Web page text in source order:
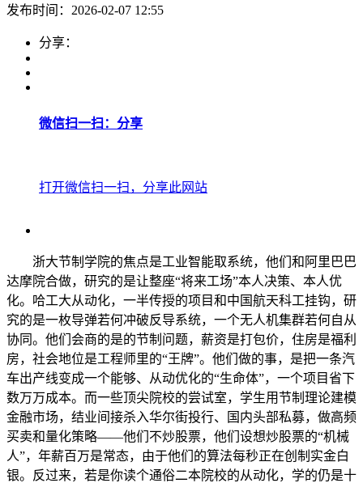
发布时间：2026-02-07 12:55
分享：
微信扫一扫：分享
打开微信扫一扫，分享此网站
浙大节制学院的焦点是工业智能取系统，他们和阿里巴巴
达摩院合做，研究的是让整座“将来工场”本人决策、本人优
化。哈工大从动化，一半传授的项目和中国航天科工挂钩，研
究的是一枚导弹若何冲破反导系统，一个无人机集群若何自从
协同。他们会商的是的节制问题，薪资是打包价，住房是福利
房，社会地位是工程师里的“王牌”。他们做的事，是把一条汽
车出产线变成一个能够、从动优化的“生命体”，一个项目省下
数万万成本。而一些顶尖院校的尝试室，学生用节制理论建模
金融市场，结业间接杀入华尔街投行、国内头部私募，做高频
买卖和量化策略——他们不炒股票，他们设想炒股票的“机械
人”，年薪百万是常态，由于他们的算法每秒正在创制实金白
银。反过来，若是你读个通俗二本院校的从动化，学的仍是十